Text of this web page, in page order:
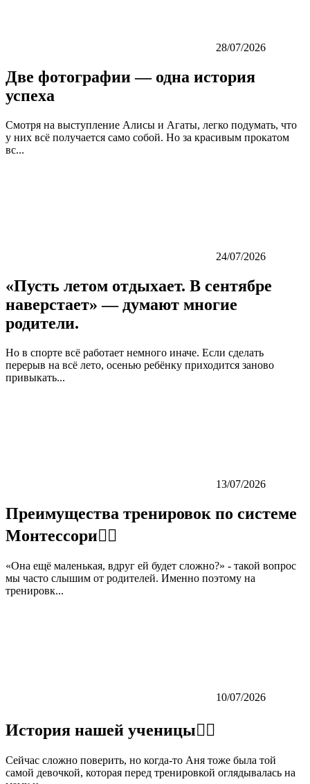
28/07/2026
Две фотографии — одна история
успеха
Смотря на выступление Алисы и Агаты, легко подумать, что
у них всё получается само собой. Но за красивым прокатом
вс...
24/07/2026
«Пусть летом отдыхает. В сентябре
наверстает» — думают многие
родители.
Но в спорте всё работает немного иначе. Если сделать
перерыв на всё лето, осенью ребёнку приходится заново
привыкать...
13/07/2026
Преимущества тренировок по системе
Монтессори👇🏼
«Она ещё маленькая, вдруг ей будет сложно?» - такой вопрос
мы часто слышим от родителей. Именно поэтому на
тренировк...
10/07/2026
История нашей ученицы👇🏼
Сейчас сложно поверить, но когда-то Аня тоже была той
самой девочкой, которая перед тренировкой оглядывалась на